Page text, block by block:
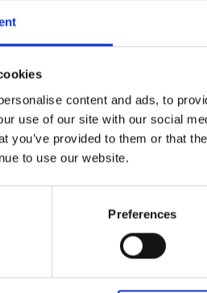
content and ads, to
use of our site with our social
you’ve provided to them or that
to use our website.
Preferences
si è sviluppato in
numero di domande di
le statistiche pubblicate
alla libera circolazione
per acquisire la
fornita dalle